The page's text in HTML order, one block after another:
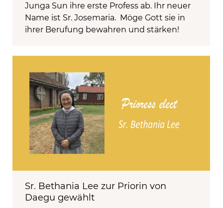
Junga Sun ihre erste Profess ab. Ihr neuer
Name ist Sr. Josemaria. Möge Gott sie in
ihrer Berufung bewahren und stärken!
Sr. Bethania Lee zur Priorin von
Daegu gewählt